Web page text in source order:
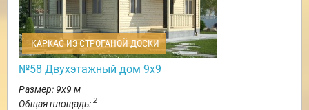
КАРКАС ИЗ СТРОГАНОЙ ДОСКИ
№58 Двухэтажный дом 9х9
Размер: 9х9 м
Общая площадь: 2